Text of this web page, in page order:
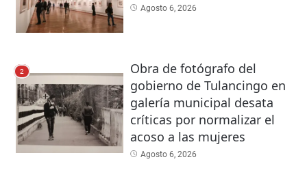
Agosto 6, 2026
2
Obra de fotógrafo del
gobierno de Tulancingo en
galería municipal desata
críticas por normalizar el
acoso a las mujeres
Agosto 6, 2026